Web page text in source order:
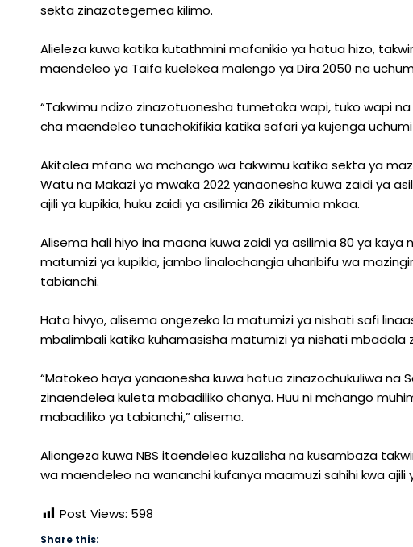
sekta zinazotegemea kilimo.
Alieleza kuwa katika kutathmini mafanikio ya hatua hizo,
maendeleo ya Taifa kuelekea malengo ya Dira 2050 na
“Takwimu ndizo zinazotuonesha tumetoka wapi, tuko wapi
cha maendeleo tunachokifikia katika safari ya kujenga
Akitolea mfano wa mchango wa takwimu katika sekta ya
Watu na Makazi ya mwaka 2022 yanaonesha kuwa zaidi ya
ajili ya kupikia, huku zaidi ya asilimia 26 zikitumia mkaa.
Alisema hali hiyo ina maana kuwa zaidi ya asilimia 80 ya
matumizi ya kupikia, jambo linalochangia uharibifu wa
tabianchi.
Hata hivyo, alisema ongezeko la matumizi ya nishati safi
mbalimbali katika kuhamasisha matumizi ya nishati mbadala
“Matokeo haya yanaonesha kuwa hatua zinazochukuliwa na
zinaendelea kuleta mabadiliko chanya. Huu ni mchango
mabadiliko ya tabianchi,” alisema.
Aliongeza kuwa NBS itaendelea kuzalisha na kusambaza
wa maendeleo na wananchi kufanya maamuzi sahihi kwa
Post Views: 598
Share this: